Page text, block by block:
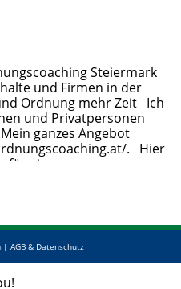
Steiermark
und Firmen in der
Ordnung mehr Zeit Ich
und Privatpersonen
ganzes Angebot
. Hier
für eine
„Aufräumcoaches„. Es ist
| AGB & Datenschutz